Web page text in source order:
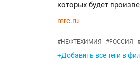
которых будет
mrc.ru
#НЕФТЕХИМИЯ #РОССИЯ #
+Добавить все теги в